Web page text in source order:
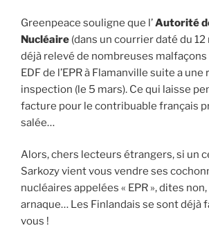
Greenpeace souligne que l’Autorité
Nucléaire (dans un courrier daté du
déjà relevé de nombreuses
EDF de l’EPR à Flamanville suite a une
inspection (le 5 mars). Ce qui laisse
facture pour le contribuable français
salée…
Alors, chers lecteurs étrangers, si un
Sarkozy vient vous vendre ses
nucléaires appelées « EPR », dites non,
arnaque… Les Finlandais se sont déjà
vous !